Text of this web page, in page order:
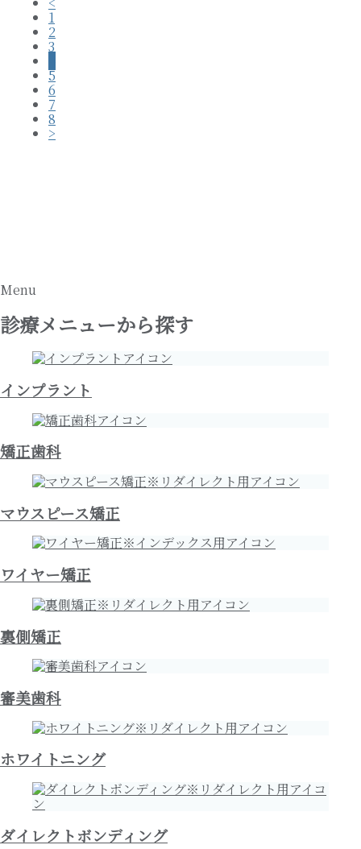
1
2
3
5
6
7
8
>
Menu
診療メニューから探す
インプラント
矯正歯科
マウスピース矯正
ワイヤー矯正
裏側矯正
審美歯科
ホワイトニング
ダイレクトボンディング